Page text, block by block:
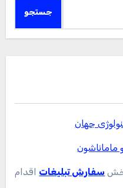
جهان
ماماناشون
سفارش تبلیغات اقدام